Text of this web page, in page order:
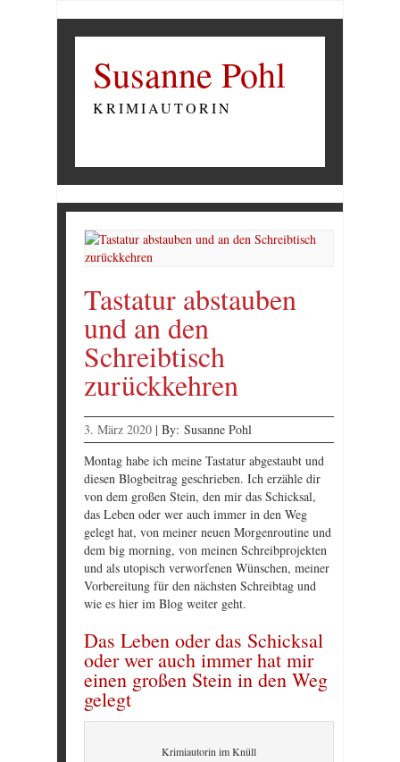
Susanne Pohl
KRIMIAUTORIN
Tastatur abstauben
und an den
Schreibtisch
zurückkehren
3. März 2020 | By: Susanne Pohl
Montag habe ich meine Tastatur abgestaubt und
diesen Blogbeitrag geschrieben. Ich erzähle dir
von dem großen Stein, den mir das Schicksal,
das Leben oder wer auch immer in den Weg
gelegt hat, von meiner neuen Morgenroutine und
dem big morning, von meinen Schreibprojekten
und als utopisch verworfenen Wünschen, meiner
Vorbereitung für den nächsten Schreibtag und
wie es hier im Blog weiter geht.
Das Leben oder das Schicksal
oder wer auch immer hat mir
einen großen Stein in den Weg
gelegt
Krimiautorin im Knüll